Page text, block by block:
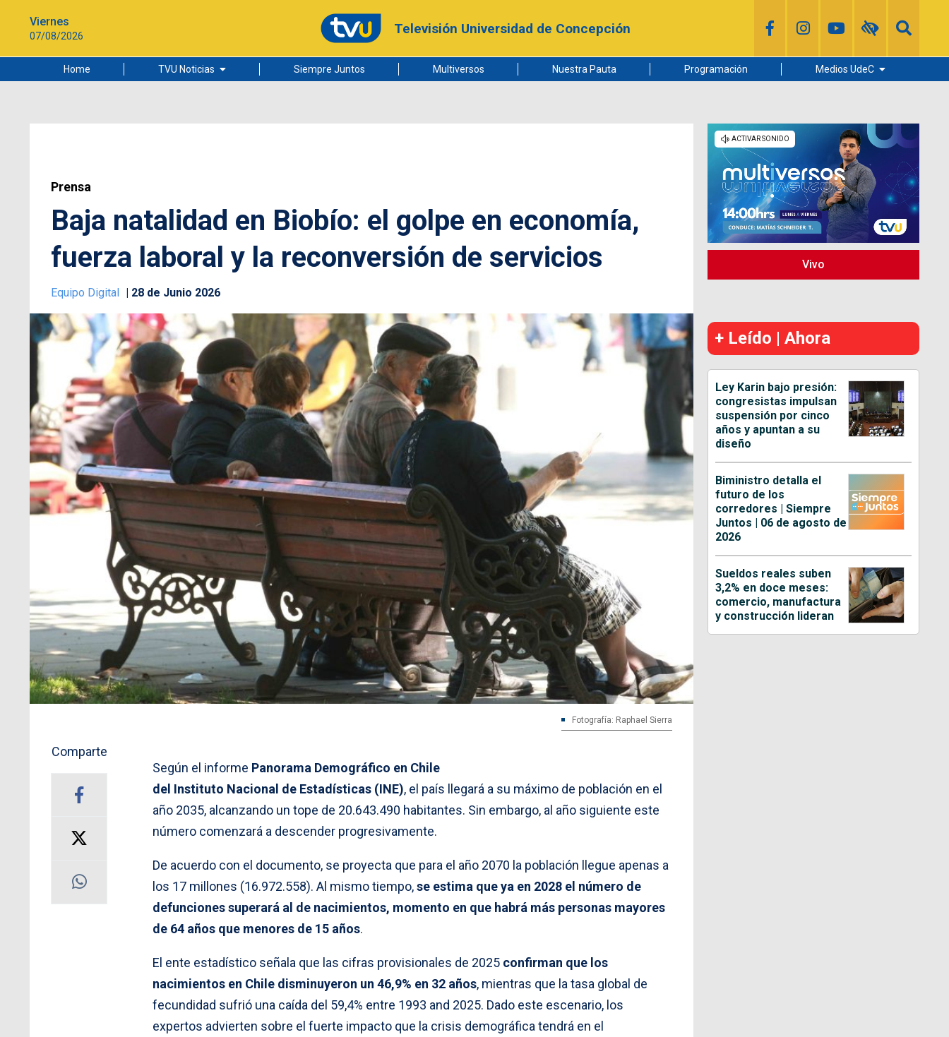
Viernes
07/08/2026 Televisión Universidad de Concepción
Home TVU Noticias
Ciudad
Siempre Juntos Multiversos Nuestra Pauta Programación Medios UdeC
Radio UdeC
Noticias UdeC
La Discusión
Prensa
Baja natalidad en Biobío: el golpe en economía,
fuerza laboral y la reconversión de servicios
Equipo Digital 28 de Junio 2026
Fotografía: Raphael Sierra
Comparte
Según el informe Panorama Demográfico en Chile
del Instituto Nacional de Estadísticas (INE), el país llegará a su máximo de población en el
año 2035, alcanzando un tope de 20.643.490 habitantes. Sin embargo, al año siguiente este
número comenzará a descender progresivamente.
De acuerdo con el documento, se proyecta que para el año 2070 la población llegue apenas a
los 17 millones (16.972.558). Al mismo tiempo,se estima que ya en 2028 el número de
defunciones superará al de nacimientos, momento en que habrá más personas mayores
de 64 años que menores de 15 años.
El ente estadístico señala que las cifras provisionales de 2025 confirman que los
nacimientos en Chile disminuyeron un 46,9% en 32 años, mientras que la tasa global de
fecundidad sufrió una caída del 59,4% entre 1993 and 2025. Dado este escenario, los
expertos advierten sobre el fuerte impacto que la crisis demográfica tendrá en el
Vivo
+ Leído | Ahora
Ley Karin bajo presión:
congresistas impulsan
suspensión por cinco
años y apuntan a su
diseño
Biministro detalla el
futuro de los
corredores | Siempre
Juntos | 06 de agosto de
2026
Sueldos reales suben
3,2% en doce meses:
comercio, manufactura
y construcción lideran